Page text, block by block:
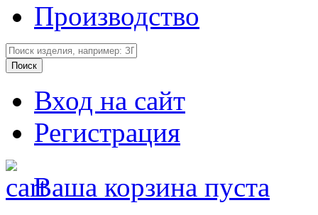
Производство
Вход на сайт
Регистрация
Ваша корзина пуста